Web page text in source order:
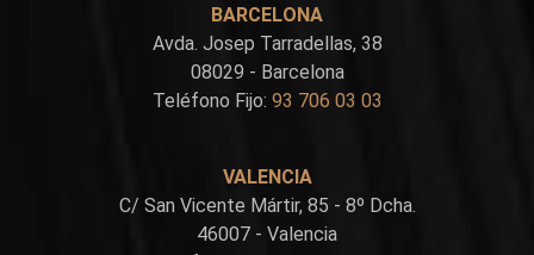
BARCELONA
Avda. Josep Tarradellas, 38
08029 - Barcelona
Teléfono Fijo: 93 706 03 03
VALENCIA
C/ San Vicente Mártir, 85 - 8º Dcha.
46007 - Valencia